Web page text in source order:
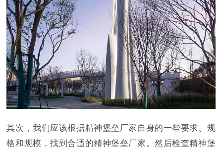
其次，我们应该根据精神堡垒厂家自身的一些要求、规
格和规模，找到合适的精神堡垒厂家。然后检查精神堡